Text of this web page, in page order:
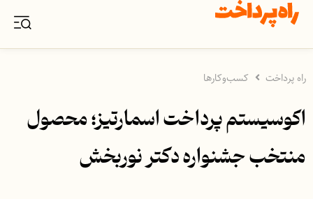
راه پرداخت کسب‌وکارها
اکوسیستم پرداخت اسمارتیز؛ محصول
منتخب جشنواره دکتر نوربخش